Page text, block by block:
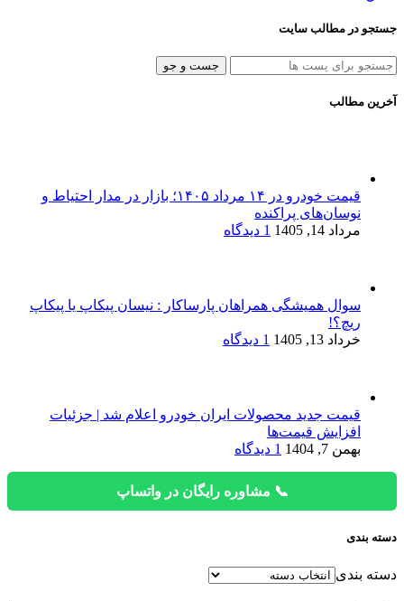
جستجو در مطالب سایت
جست و جو
آخرین مطالب
قیمت خودرو در ۱۴ مرداد ۱۴۰۵؛ بازار در مدار احتیاط و
نوسان‌های پراکنده
مرداد 14, 1405
1 دیدگاه
سوال همیشگی همراهان پارساکار : نیسان پیکاپ یا پیکاپ
ریچ؟!
خرداد 13, 1405
1 دیدگاه
قیمت جدید محصولات ایران خودرو اعلام شد | جزئیات
افزایش قیمت‌ها
بهمن 7, 1404
1 دیدگاه
📞 مشاوره رایگان در واتساپ
دسته بندی
دسته بندی